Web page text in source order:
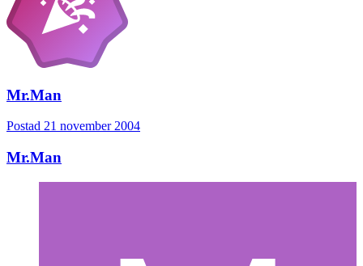
Mr.Man
Postad 21 november 2004
Mr.Man